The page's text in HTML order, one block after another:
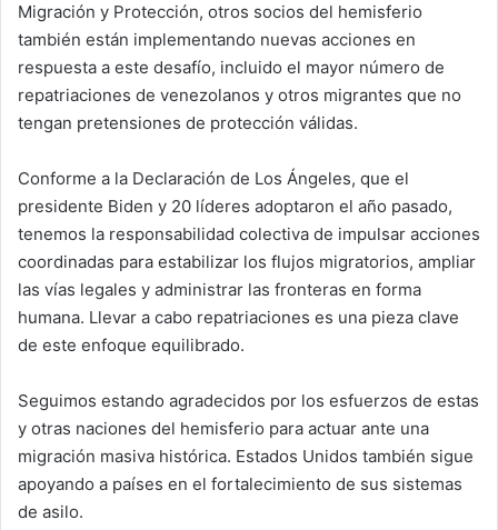
Migración y Protección, otros socios del hemisferio
también están implementando nuevas acciones en
respuesta a este desafío, incluido el mayor número de
repatriaciones de venezolanos y otros migrantes que no
tengan pretensiones de protección válidas.
Conforme a la Declaración de Los Ángeles, que el
presidente Biden y 20 líderes adoptaron el año pasado,
tenemos la responsabilidad colectiva de impulsar acciones
coordinadas para estabilizar los flujos migratorios, ampliar
las vías legales y administrar las fronteras en forma
humana. Llevar a cabo repatriaciones es una pieza clave
de este enfoque equilibrado.
Seguimos estando agradecidos por los esfuerzos de estas
y otras naciones del hemisferio para actuar ante una
migración masiva histórica. Estados Unidos también sigue
apoyando a países en el fortalecimiento de sus sistemas
de asilo.